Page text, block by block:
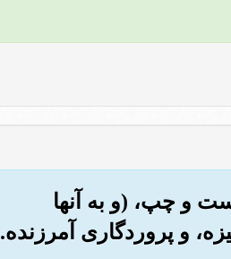
و چپ، (و به آنها
و پروردگاری آمرزنده.